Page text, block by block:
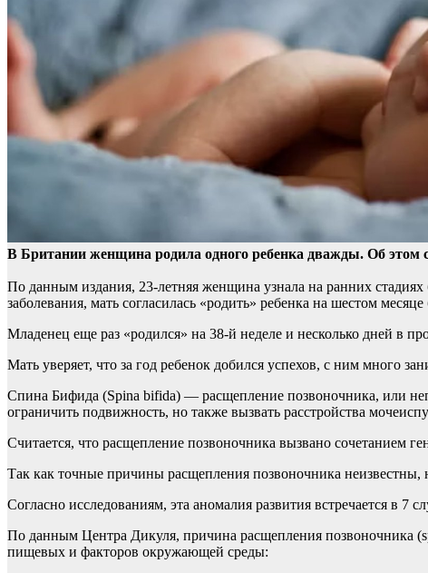
В Британии женщина родила одного ребенка дважды. Об этом
По данным издания, 23-летняя женщина узнала на ранних стадиях
заболевания, мать согласилась «родить» ребенка на шестом
Младенец еще раз «родился» на 38-й неделе и несколько дней в
Мать уверяет, что за год ребенок добился успехов, с ним много
Спина Бифида (Spina bifida) — расщепление позвоночника, или
ограничить подвижность, но также вызвать расстройства
Считается, что расщепление позвоночника вызвано сочетанием
Так как точные причины расщепления позвоночника неизвестны,
Согласно исследованиям, эта аномалия развития встречается в
По данным Центра Дикуля, причина расщепления позвоночника
пищевых и факторов окружающей среды: